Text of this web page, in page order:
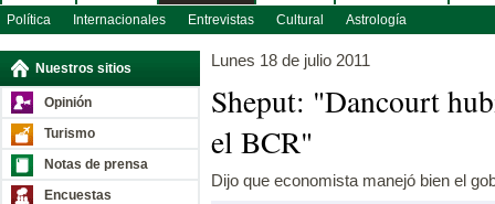
Política Internacionales Entrevistas Cultural Astrología
Nuestros sitios
Opinión
Turismo
Notas de prensa
Encuestas
Lunes 18 de julio 2011
Sheput: "Dancourt
el BCR"
Dijo que economista manejó bien el